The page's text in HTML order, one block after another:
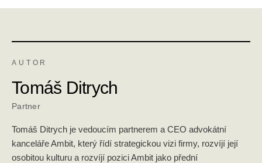
AUTOR
Tomáš Ditrych
Partner
Tomáš Ditrych je vedoucím partnerem a CEO advokátní
kanceláře Ambit, který řídí strategickou vizi firmy, rozvíjí její
osobitou kulturu a rozvíjí pozici Ambit jako přední